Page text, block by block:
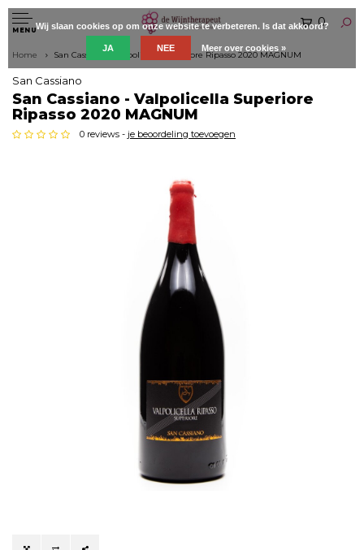
MENU
0
Home San Cassiano - Valpolicella Superiore Ripasso 2020 MAGNUM
San Cassiano
San Cassiano - Valpolicella Superiore
Ripasso 2020 MAGNUM
0 reviews - je beoordeling toevoegen
Wij slaan cookies op om onze website te verbeteren. Is dat akkoord?
JA NEE Meer over cookies »